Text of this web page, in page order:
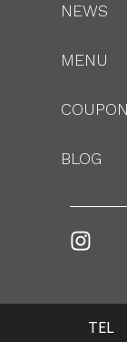
NEWS
MENU
COUPON
BLOG
TEL